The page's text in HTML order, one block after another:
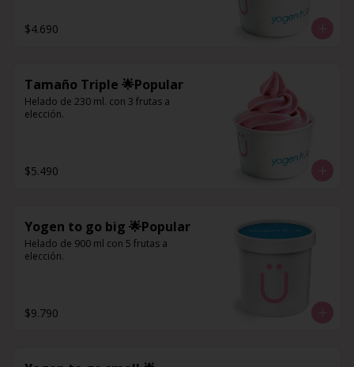
$4.690
Tamaño Triple 🌟Popular
Helado de 230 ml. con 3 frutas a
elección.
$5.490
Yogen to go big 🌟Popular
Helado de 900 ml con 5 frutas a
elección.
$9.790